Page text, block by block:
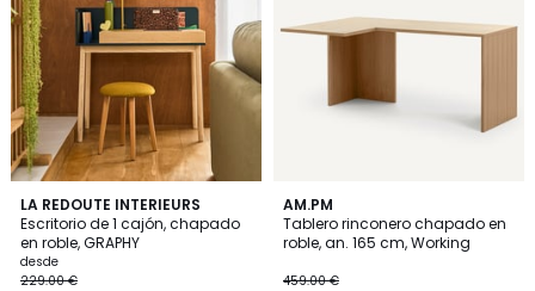
LA REDOUTE INTERIEURS
Escritorio de 1 cajón, chapado
en roble, GRAPHY
desde
229.00 €
4,4
/ 5
3
Colores
AM.PM
Tablero rinconero chapado en
roble, an. 165 cm, Working
459.00 €
1
/
5